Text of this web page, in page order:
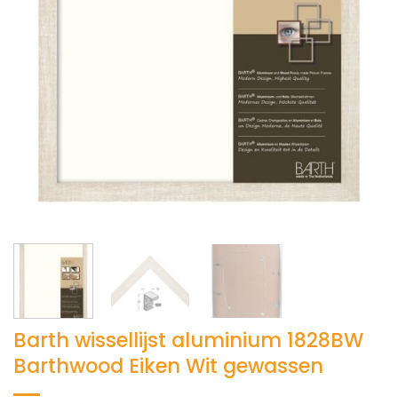
Barth wissellijst aluminium 1828BW
Barthwood Eiken Wit gewassen